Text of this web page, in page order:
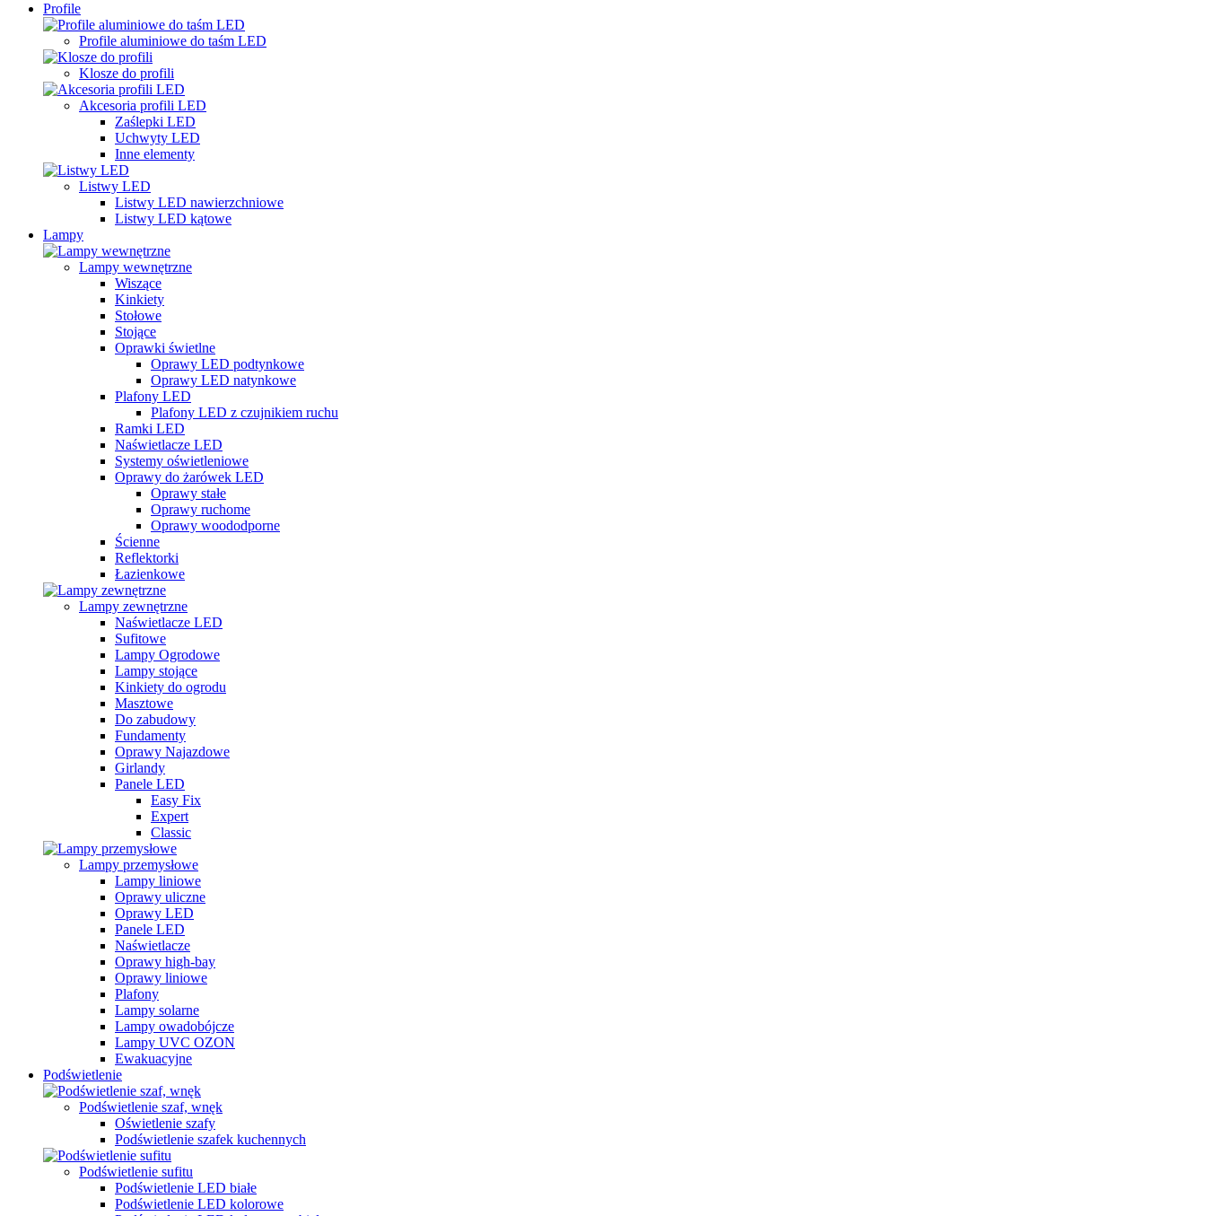
Profile
Profile aluminiowe do taśm LED
Klosze do profili
Akcesoria profili LED
Zaślepki LED
Uchwyty LED
Inne elementy
Listwy LED
Listwy LED nawierzchniowe
Listwy LED kątowe
Lampy
Lampy wewnętrzne
Wiszące
Kinkiety
Stołowe
Stojące
Oprawki świetlne
Oprawy LED podtynkowe
Oprawy LED natynkowe
Plafony LED
Plafony LED z czujnikiem ruchu
Ramki LED
Naświetlacze LED
Systemy oświetleniowe
Oprawy do żarówek LED
Oprawy stałe
Oprawy ruchome
Oprawy woododporne
Ścienne
Reflektorki
Łazienkowe
Lampy zewnętrzne
Naświetlacze LED
Sufitowe
Lampy Ogrodowe
Lampy stojące
Kinkiety do ogrodu
Masztowe
Do zabudowy
Fundamenty
Oprawy Najazdowe
Girlandy
Panele LED
Easy Fix
Expert
Classic
Lampy przemysłowe
Lampy liniowe
Oprawy uliczne
Oprawy LED
Panele LED
Naświetlacze
Oprawy high-bay
Oprawy liniowe
Plafony
Lampy solarne
Lampy owadobójcze
Lampy UVC OZON
Ewakuacyjne
Podświetlenie
Podświetlenie szaf, wnęk
Oświetlenie szafy
Podświetlenie szafek kuchennych
Podświetlenie sufitu
Podświetlenie LED białe
Podświetlenie LED kolorowe